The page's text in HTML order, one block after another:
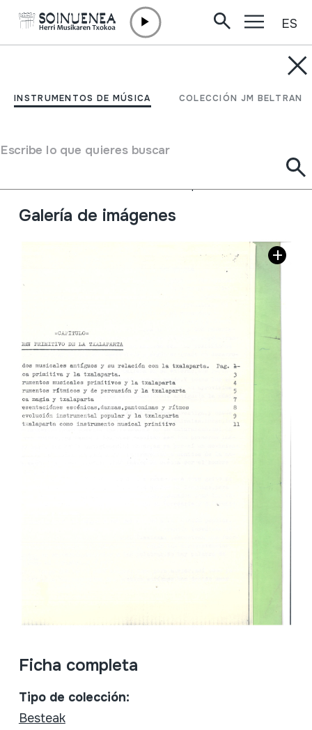
INSTRUMENTOS DE MÚSICA COLECCIÓN JM BELTRAN
Escribe lo que quieres buscar
ES
Mari Tere ( karpeta
Tipo de colección Besteak
Situación: 28 Bodas.Toberak.Txalaparta
Galería de imágenes
Ficha completa
Tipo de colección:
Besteak